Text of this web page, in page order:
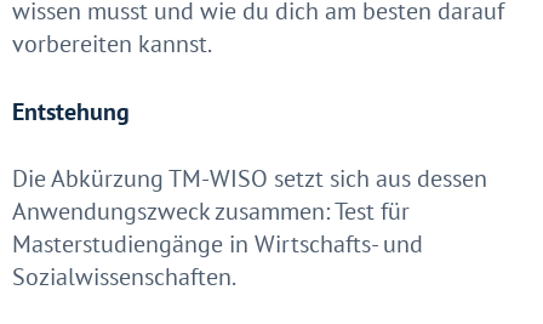
wissen musst und wie du dich am besten darauf
vorbereiten kannst.
Entstehung
Die Abkürzung TM-WISO setzt sich aus dessen
Anwendungszweck zusammen:Test für
Masterstudiengänge in Wirtschafts- und
Sozialwissenschaften.